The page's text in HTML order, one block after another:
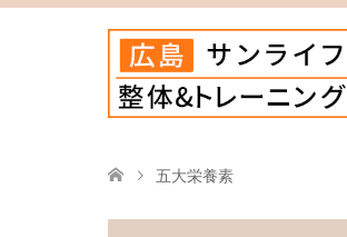
五大栄養素